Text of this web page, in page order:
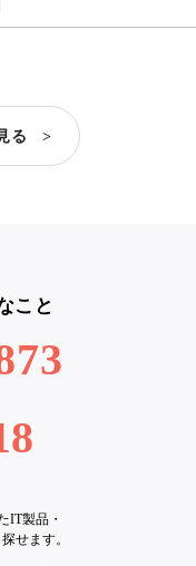
る >
こと
IT製品・
せます。